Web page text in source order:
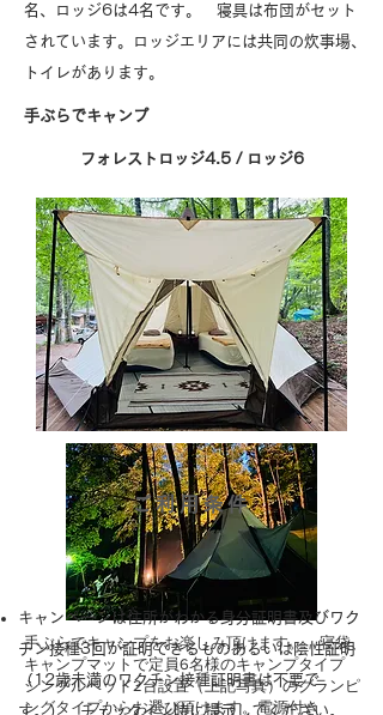
名、ロッジ6は4名です。 寝具は布団がセット
されています。ロッジエリアには共同の炊事場、
トイレがあります。
​手ぶらでキャンプ
フォレストロッジ4.5 / ロッジ6
手ぶらでキャンプをお楽しみ頂けます。 寝袋、
キャンプマットで定員6名様のキャンプタイプ
​シングルベッド2台設置（上記写真）のグランピ
ングタイプからお選び頂けます。電源付き
ご利用条件
キャンペーンは住所がわかる身分証明書及びワク
チン接種3回が証明できるものあるいは陰性証明
（12歳未満のワクチン接種証明書は不要で
す。） チェックイン時に提示してください。